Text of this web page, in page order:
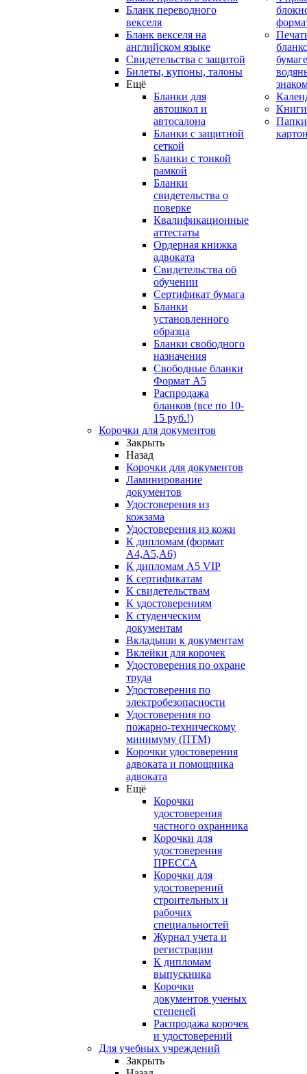
Бланк переводного
векселя
Бланк векселя на
английском языке
Свидетельства с защитой
Билеты, купоны, талоны
Ещё
Бланки для
автошкол и
автосалона
Бланки с защитной
сеткой
Бланки с тонкой
рамкой
Бланки
свидетельства о
поверке
Квалификационные
аттестаты
Ордерная книжка
адвоката
Свидетельства об
обучении
Сертификат бумага
Бланки
установленного
образца
Бланки свободного
назначения
Свободные бланки
Формат А5
Распродажа
бланков (все по 10-
15 руб.!)
Корочки для документов
Закрыть
Назад
Корочки для документов
Ламинирование
документов
Удостоверения из
кожзама
Удостоверения из кожи
К дипломам (формат
А4,А5,А6)
К дипломам А5 VIP
К сертификатам
К свидетельствам
К удостоверениям
К студенческим
документам
Вкладыши к документам
Вклейки для корочек
Удостоверения по охране
труда
Удостоверения по
электробезопасности
Удостоверения по
пожарно-техническому
минимуму (ПТМ)
Корочки удостоверения
адвоката и помощника
адвоката
Ещё
Корочки
удостоверения
частного охранника
Корочки для
удостоверения
ПРЕССА
Корочки для
удостоверений
строительных и
рабочих
специальностей
Журнал учета и
регистрации
К дипломам
выпускника
Корочки
документов ученых
степеней
Распродажа корочек
и удостоверений
Для учебных учреждений
Закрыть
Книги
Папки